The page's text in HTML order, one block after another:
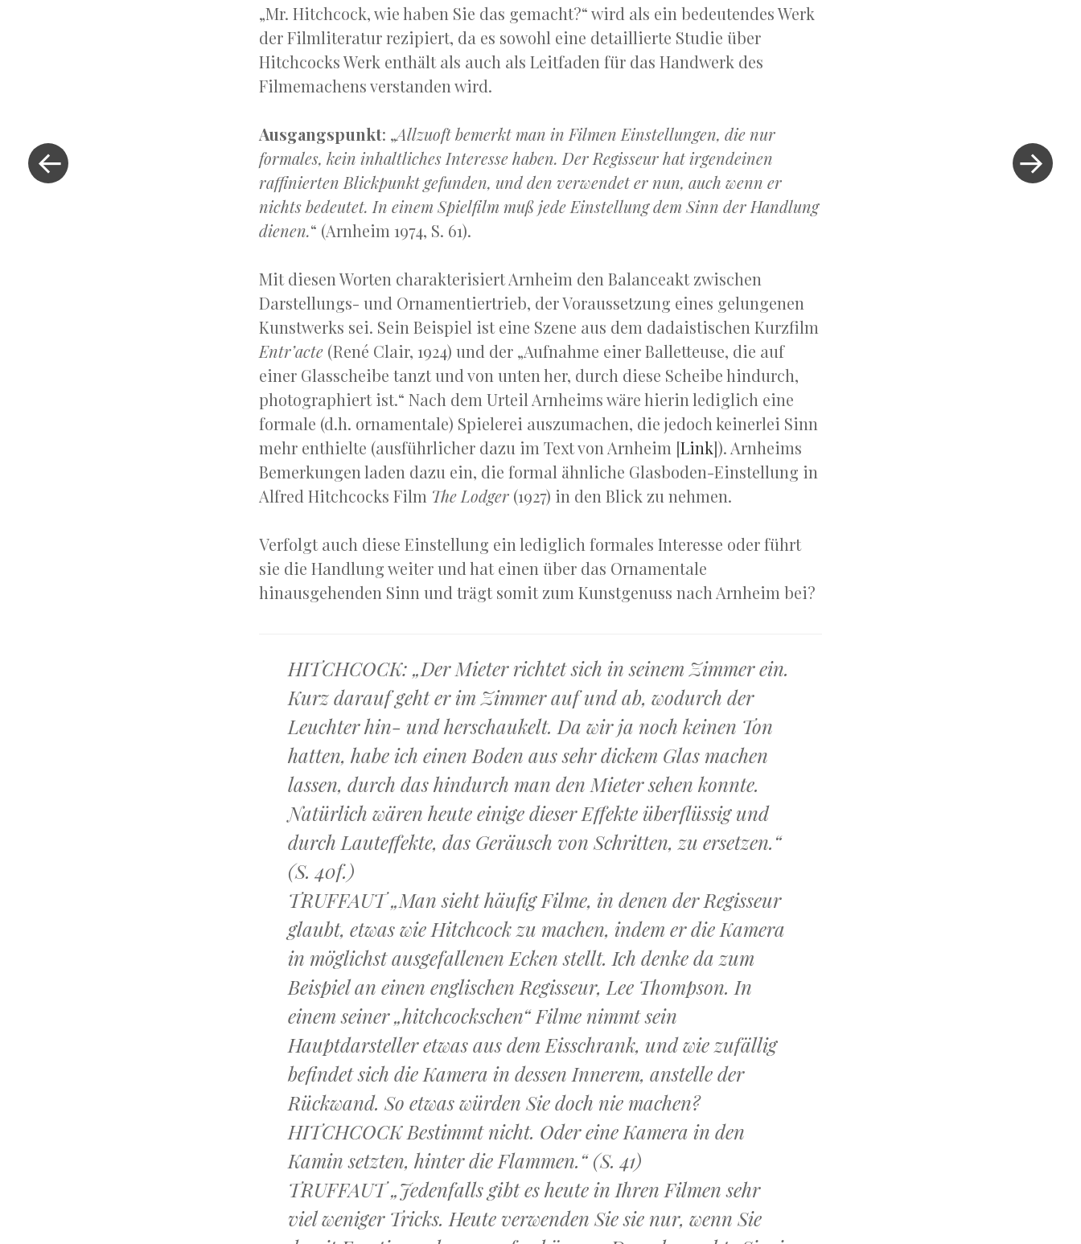
„Mr. Hitchcock, wie haben Sie das gemacht?“ wird als ein bedeutendes Werk
der Filmliteratur rezipiert, da es sowohl eine detaillierte Studie über
Hitchcocks Werk enthält als auch als Leitfaden für das Handwerk des
Filmemachens verstanden wird.
Ausgangspunkt: „Allzuoft bemerkt man in Filmen Einstellungen, die nur
formales, kein inhaltliches Interesse haben. Der Regisseur hat irgendeinen
raffinierten Blickpunkt gefunden, und den verwendet er nun, auch wenn er
nichts bedeutet. In einem Spielfilm muß jede Einstellung dem Sinn der Handlung
dienen.“ (Arnheim 1974, S. 61).
Mit diesen Worten charakterisiert Arnheim den Balanceakt zwischen
Darstellungs- und Ornamentiertrieb, der Voraussetzung eines gelungenen
Kunstwerks sei. Sein Beispiel ist eine Szene aus dem dadaistischen Kurzfilm
Entr’acte (René Clair, 1924) und der „Aufnahme einer Balletteuse, die auf
einer Glasscheibe tanzt und von unten her, durch diese Scheibe hindurch,
photographiert ist.“ Nach dem Urteil Arnheims wäre hierin lediglich eine
formale (d.h. ornamentale) Spielerei auszumachen, die jedoch keinerlei Sinn
mehr enthielte (ausführlicher dazu im Text von Arnheim [Link]). Arnheims
Bemerkungen laden dazu ein, die formal ähnliche Glasboden-Einstellung in
Alfred Hitchcocks Film The Lodger (1927) in den Blick zu nehmen.
Verfolgt auch diese Einstellung ein lediglich formales Interesse oder führt
sie die Handlung weiter und hat einen über das Ornamentale
hinausgehenden Sinn und trägt somit zum Kunstgenuss nach Arnheim bei?
HITCHCOCK: „Der Mieter richtet sich in seinem Zimmer ein.
Kurz darauf geht er im Zimmer auf und ab, wodurch der
Leuchter hin- und herschaukelt. Da wir ja noch keinen Ton
hatten, habe ich einen Boden aus sehr dickem Glas machen
lassen, durch das hindurch man den Mieter sehen konnte.
Natürlich wären heute einige dieser Effekte überflüssig und
durch Lauteffekte, das Geräusch von Schritten, zu ersetzen.“
(S. 40f.)
TRUFFAUT „Man sieht häufig Filme, in denen der Regisseur
glaubt, etwas wie Hitchcock zu machen, indem er die Kamera
in möglichst ausgefallenen Ecken stellt. Ich denke da zum
Beispiel an einen englischen Regisseur, Lee Thompson. In
einem seiner „hitchcockschen“ Filme nimmt sein
Hauptdarsteller etwas aus dem Eisschrank, und wie zufällig
befindet sich die Kamera in dessen Innerem, anstelle der
Rückwand. So etwas würden Sie doch nie machen?
HITCHCOCK Bestimmt nicht. Oder eine Kamera in den
Kamin setzten, hinter die Flammen.“ (S. 41)
TRUFFAUT „Jedenfalls gibt es heute in Ihren Filmen sehr
viel weniger Tricks. Heute verwenden Sie sie nur, wenn Sie
Previous